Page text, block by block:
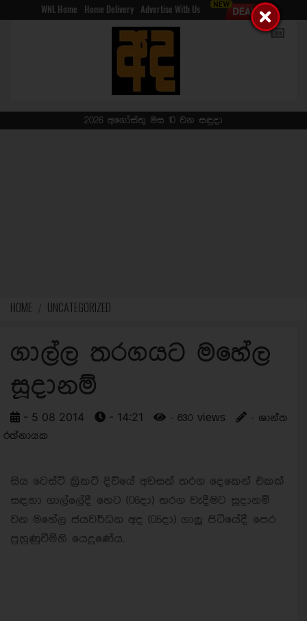
WNL Home Home Delivery Advertise With Us
2026 අගෝස්තු මස 10 වන සඳුදා
HOME UNCATEGORIZED
ගාල්ල තරගයට මහේල
සූදානම්
- 5 08 2014 - 14:21 - 630 views
- ශාන්ත
රත්නායක
සිය ටෙස්ට් ක්‍රිකට් දිවියේ අවසන් තරග දෙකෙන් එකක්
සඳහා ගාල්ලේදී හෙට (06දා) තරග වැදීමට සූදානම්
වන මහේල ජයවර්ධන අද (05දා) ගාලු පිටියේදී පෙර
පුහුණුවීම්හි යෙදුණේය.